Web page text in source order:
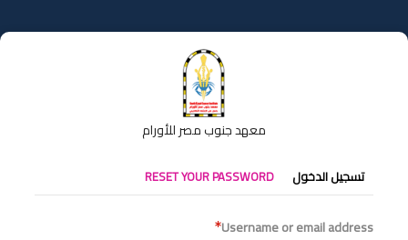
إلى
المحتوى
معهد جنوب مصر للأورام
التبويبات
الأساسية
تسجيل الدخول RESET YOUR PASSWORD
Username or email address